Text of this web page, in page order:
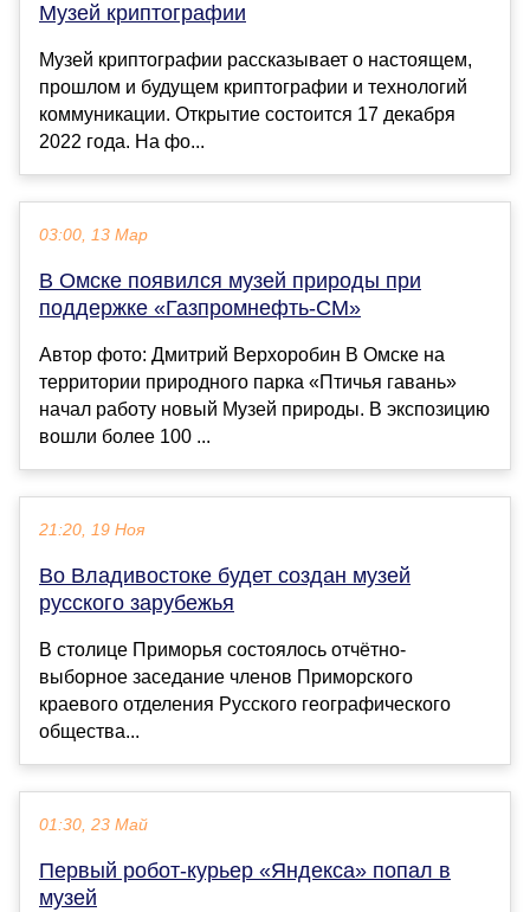
Музей криптографии
Музей криптографии рассказывает о настоящем,
прошлом и будущем криптографии и технологий
коммуникации. Открытие состоится 17 декабря
2022 года. На фо...
03:00, 13 Мар
В Омске появился музей природы при
поддержке «Газпромнефть-СМ»
Автор фото: Дмитрий Верхоробин В Омске на
территории природного парка «Птичья гавань»
начал работу новый Музей природы. В экспозицию
вошли более 100 ...
21:20, 19 Ноя
Во Владивостоке будет создан музей
русского зарубежья
В столице Приморья состоялось отчётно-
выборное заседание членов Приморского
краевого отделения Русского географического
общества...
01:30, 23 Май
Первый робот-курьер «Яндекса» попал в
музей